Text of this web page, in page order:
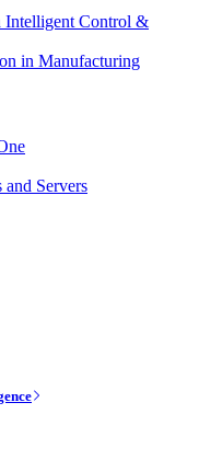
Intelligent Control &
in Manufacturing
Servers